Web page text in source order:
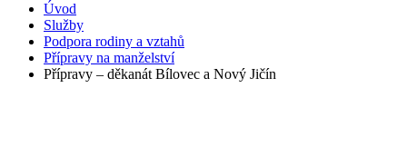
Úvod
Služby
Podpora rodiny a vztahů
Přípravy na manželství
Přípravy – děkanát Bílovec a Nový Jičín